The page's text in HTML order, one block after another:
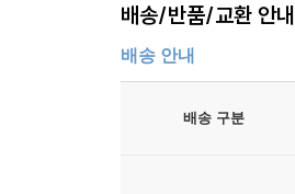
배송/반품/교환 안내
배송 안내
배송 구분